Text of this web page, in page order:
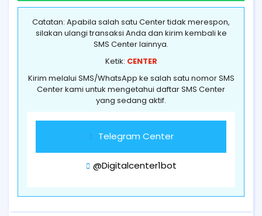
Catatan: Apabila salah satu Center tidak merespon,
silakan ulangi transaksi Anda dan kirim kembali ke
SMS Center lainnya.
Ketik: CENTER
Kirim melalui SMS/WhatsApp ke salah satu nomor SMS
Center kami untuk mengetahui daftar SMS Center
yang sedang aktif.
Telegram Center
@Digitalcenter1bot